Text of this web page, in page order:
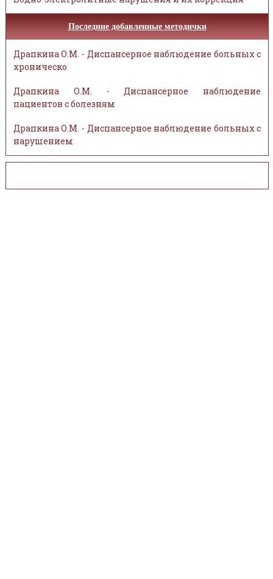
Последние добавленные методички
Драпкина О.М. - Диспансерное наблюдение больных с
хроническо
Драпкина О.М. - Диспансерное наблюдение
пациентов с болезням
Драпкина О.М. - Диспансерное наблюдение больных с
нарушением